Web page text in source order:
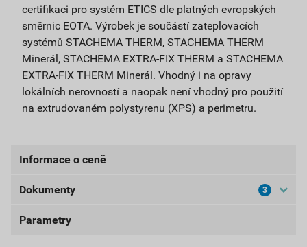
certifikaci pro systém ETICS dle platných evropských
směrnic EOTA. Výrobek je součástí zateplovacích
systémů STACHEMA THERM, STACHEMA THERM
Minerál, STACHEMA EXTRA-FIX THERM a STACHEMA
EXTRA-FIX THERM Minerál. Vhodný i na opravy
lokálních nerovností a naopak není vhodný pro použití
na extrudovaném polystyrenu (XPS) a perimetru.
Informace o ceně
Aktuální prodejní cena po slevě 10% z ceníkové ceny
243,90 Kč
Dokumenty 3
Bezpečnostní listy
Parametry